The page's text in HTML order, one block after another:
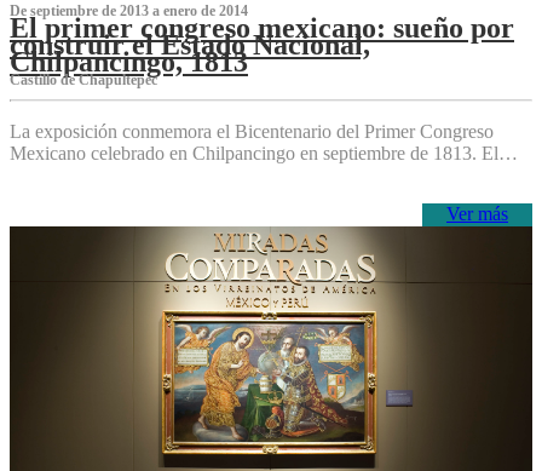
De septiembre de 2013 a enero de 2014
El primer congreso mexicano: sueño por
construir el Estado Nacional,
Chilpancingo, 1813
Castillo de Chapultepec
La exposición conmemora el Bicentenario del Primer Congreso
Mexicano celebrado en Chilpancingo en septiembre de 1813. El…
Ver más